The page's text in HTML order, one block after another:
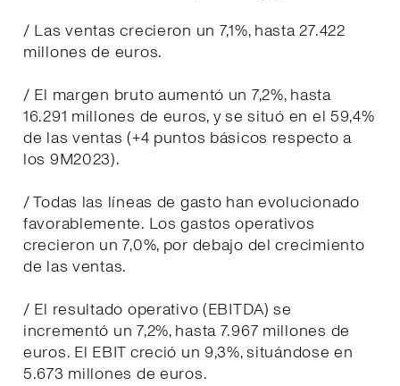
/ Las ventas crecieron un 7,1%, hasta 27.422
millones de euros.
/ El margen bruto aumentó un 7,2%, hasta
16.291 millones de euros, y se situó en el 59,4%
de las ventas (+4 puntos básicos respecto a
los 9M2023).
/ Todas las líneas de gasto han evolucionado
favorablemente. Los gastos operativos
crecieron un 7,0%, por debajo del crecimiento
de las ventas.
/ El resultado operativo (EBITDA) se
incrementó un 7,2%, hasta 7.967 millones de
euros. El EBIT creció un 9,3%, situándose en
5.673 millones de euros.